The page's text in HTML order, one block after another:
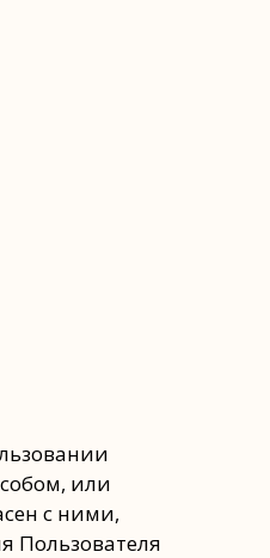
или
с ними,
Пользователя